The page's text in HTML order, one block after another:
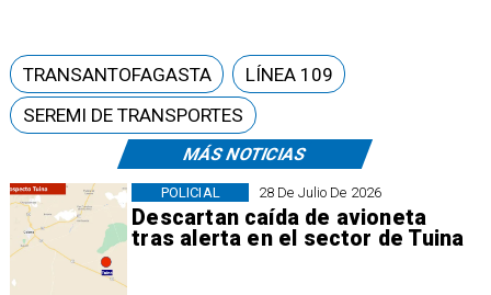
MÁS NOTICIAS
28 De Julio De 2026
Descartan caída de avioneta
tras alerta en el sector de Tuina
POLICIAL
TRANSANTOFAGASTA
LÍNEA 109
SEREMI DE TRANSPORTES